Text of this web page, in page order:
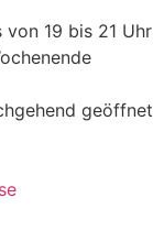
19 bis 21 Uhr
geöffnet